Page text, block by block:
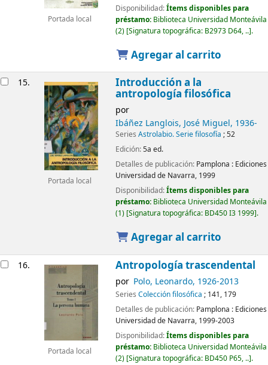
Portada local
Disponibilidad:Ítems disponibles para
préstamo: Biblioteca Universidad Monteávila
(2) Signatura topográfica: B2973 D64, .. .
Agregar al carrito
15.
Portada local
Introducción a la
antropología filosófica
por
Ibáñez Langlois, José Miguel, 1936-
Series Astrolabio. Serie filosofía ; 52
Edición:5a ed.
Detalles de publicación: Pamplona : Ediciones
Universidad de Navarra, 1999
Disponibilidad:Ítems disponibles para
préstamo: Biblioteca Universidad Monteávila
(1) Signatura topográfica: BD450 I3 1999 .
Agregar al carrito
16.
Portada local
Antropología trascendental
por Polo, Leonardo, 1926-2013
Series Colección filosófica ; 141, 179
Detalles de publicación: Pamplona : Ediciones
Universidad de Navarra, 1999-2003
Disponibilidad:Ítems disponibles para
préstamo: Biblioteca Universidad Monteávila
(2) Signatura topográfica: BD450 P65, .. .